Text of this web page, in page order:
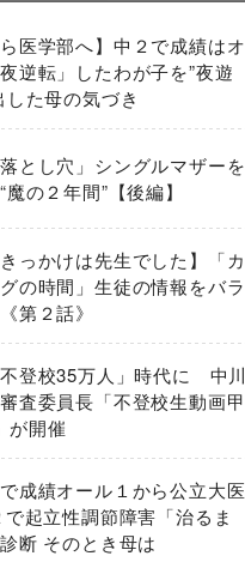
ら医学部へ】中２で成績はオ
逆転」したわが子を”夜遊
した母の気づき
落とし穴」シングルマザーを
の２年間”【後編】
きっかけは先生でした】「カ
の時間」生徒の情報をバラ
第２話》
登校35万人」時代に 中川
査委員長「不登校生動画甲
が開催
で成績オール１から公立大医
起立性調節障害「治るま
断 そのとき母は